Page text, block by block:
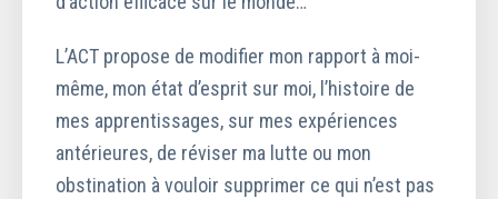
L’ACT propose de modifier mon rapport à moi-
même, mon état d’esprit sur moi, l’histoire de
mes apprentissages, sur mes expériences
antérieures, de réviser ma lutte ou mon
obstination à vouloir supprimer ce qui n’est pas